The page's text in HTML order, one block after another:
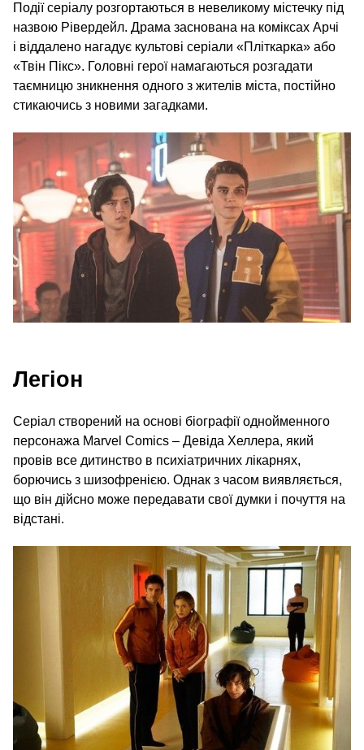
Події серіалу розгортаються в невеликому містечку під
назвою Рівердейл. Драма заснована на коміксах Арчі
і віддалено нагадує культові серіали «Пліткарка» або
«Твін Пікс». Головні герої намагаються розгадати
таємницю зникнення одного з жителів міста, постійно
стикаючись з новими загадками.
Легіон
Серіал створений на основі біографії однойменного
персонажа Marvel Comics – Девіда Хеллера, який
провів все дитинство в психіатричних лікарнях,
борючись з шизофренією. Однак з часом виявляється,
що він дійсно може передавати свої думки і почуття на
відстані.